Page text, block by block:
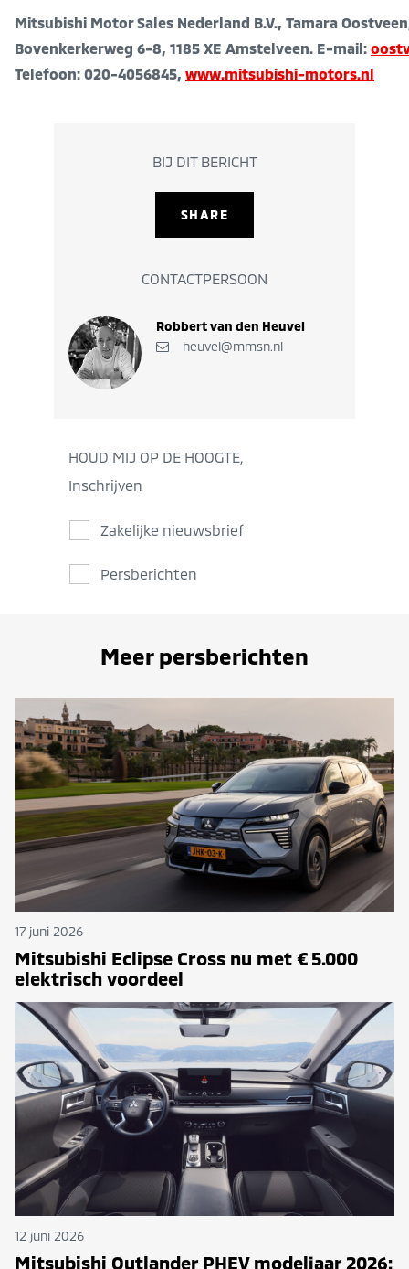
Mitsubishi Motor Sales Nederland B.V., Tamara
Bovenkerkerweg 6-8, 1185 XE Amstelveen. E-mail:
Telefoon: 020-4056845, www.mitsubishi-motors.nl
BIJ DIT BERICHT
SHARE
CONTACTPERSOON
Robbert van den Heuvel
heuvel@mmsn.nl
HOUD MIJ OP DE HOOGTE,
Inschrijven
Zakelijke nieuwsbrief
Persberichten
Meer persberichten
17 juni 2026
Mitsubishi Eclipse Cross nu met € 5.000
elektrisch voordeel
12 juni 2026
Mitsubishi Outlander PHEV modeljaar 2026: